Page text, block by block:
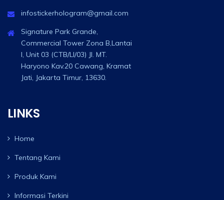
infostickerhologram@gmail.com
Signature Park Grande,
Commercial Tower Zona B,Lantai
I, Unit 03 (CTB/LI/03) Jl. MT.
Haryono Kav.20 Cawang, Kramat
Jati, Jakarta Timur, 13630.
LINKS
Home
Tentang Kami
Produk Kami
Informasi Terkini